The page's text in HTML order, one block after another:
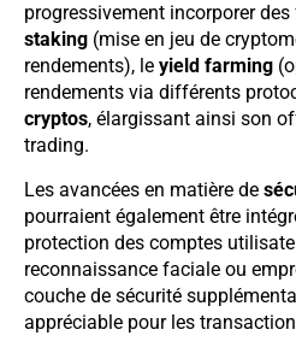
progressivement incorporer
staking (mise en jeu de
rendements), le yield farming
rendements via différents
cryptos, élargissant ainsi son
trading.
Les avancées en matière de
pourraient également être
protection des comptes
reconnaissance faciale ou
couche de sécurité
appréciable pour les